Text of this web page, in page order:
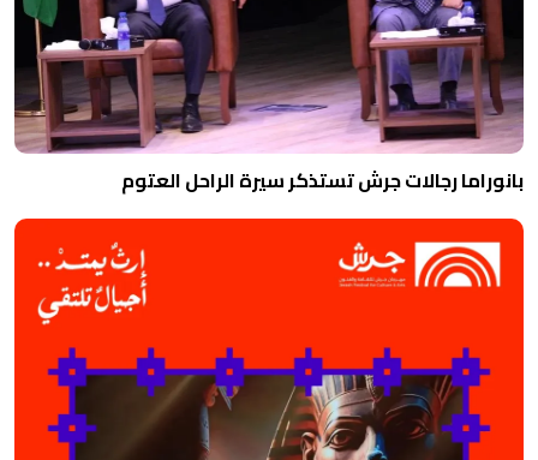
بانوراما رجالات جرش تستذكر سيرة الراحل العتوم